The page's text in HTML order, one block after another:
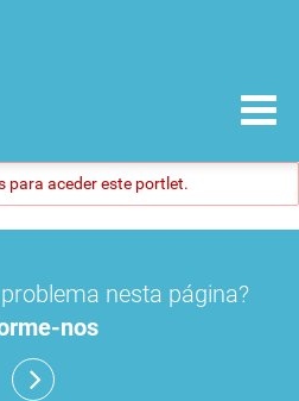
para aceder este portlet.
nesta página?
nos